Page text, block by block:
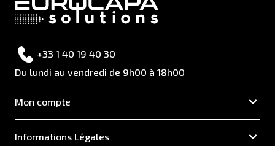
+33 1 40 19 40 30
Du lundi au vendredi de 9h00 à 18h00
Mon compte
Informations Légales